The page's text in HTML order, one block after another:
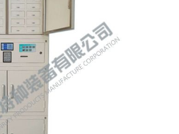
产厂家。 二：厂家——在选择手机屏蔽柜
有资质荣誉的厂家，这不仅是因为他们的研
产品质量更高。并为客户提供全方位的服
产品，因为品牌产品的质量可靠而且会
牌效应。 四：内部布局——产品内部空间
着产品的实际使用体验，这个也是需要考虑
一般柜子使用的材料比较好，而且通过
量一般都是有保障的。 六：售后服务——
一个好的售后服务很重要，可以让我们使用